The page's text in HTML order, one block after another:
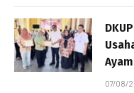
Ayam
07/08/